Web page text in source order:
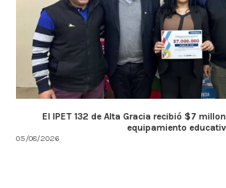
El IPET 132 de Alta Gracia recibió $7
equipamiento
05/08/2026